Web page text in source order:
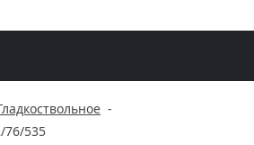
-
76/535